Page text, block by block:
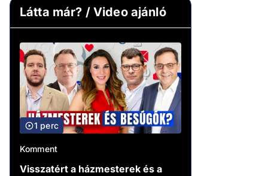
Látta már? / Video ajánló
1 perc
Komment
Visszatért a házmesterek és a